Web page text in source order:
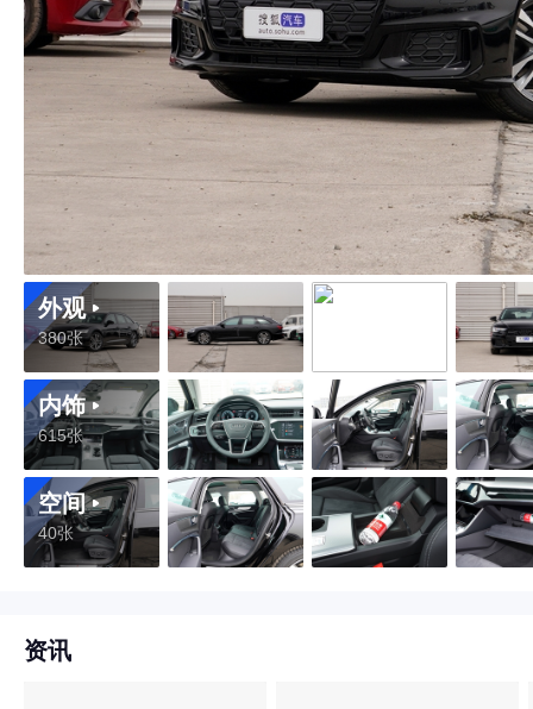
外观
380张
内饰
615张
空间
40张
资讯